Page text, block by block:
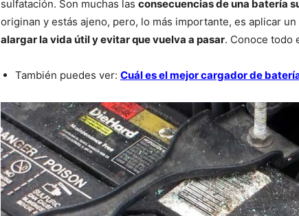
sulfatación. Son muchas las consecuencias de una batería
originan y estás ajeno, pero, lo más importante, es aplicar
alargar la vida útil y evitar que vuelva a pasar. Conoce todo
También puedes ver: Cuál es el mejor cargador de